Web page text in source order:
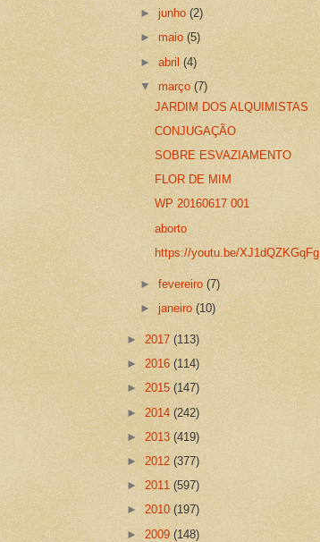
►junho(2)
►maio(5)
►abril(4)
▼março(7)
JARDIM DOS ALQUIMISTAS
CONJUGAÇÃO
SOBRE ESVAZIAMENTO
FLOR DE MIM
WP 20160617 001
aborto
https://youtu.be/XJ1dQZKGqFg
►fevereiro(7)
►janeiro(10)
► 2017 (113)
► 2016 (114)
► 2015 (147)
► 2014 (242)
► 2013 (419)
► 2012 (377)
► 2011 (597)
► 2010 (197)
► 2009 (148)